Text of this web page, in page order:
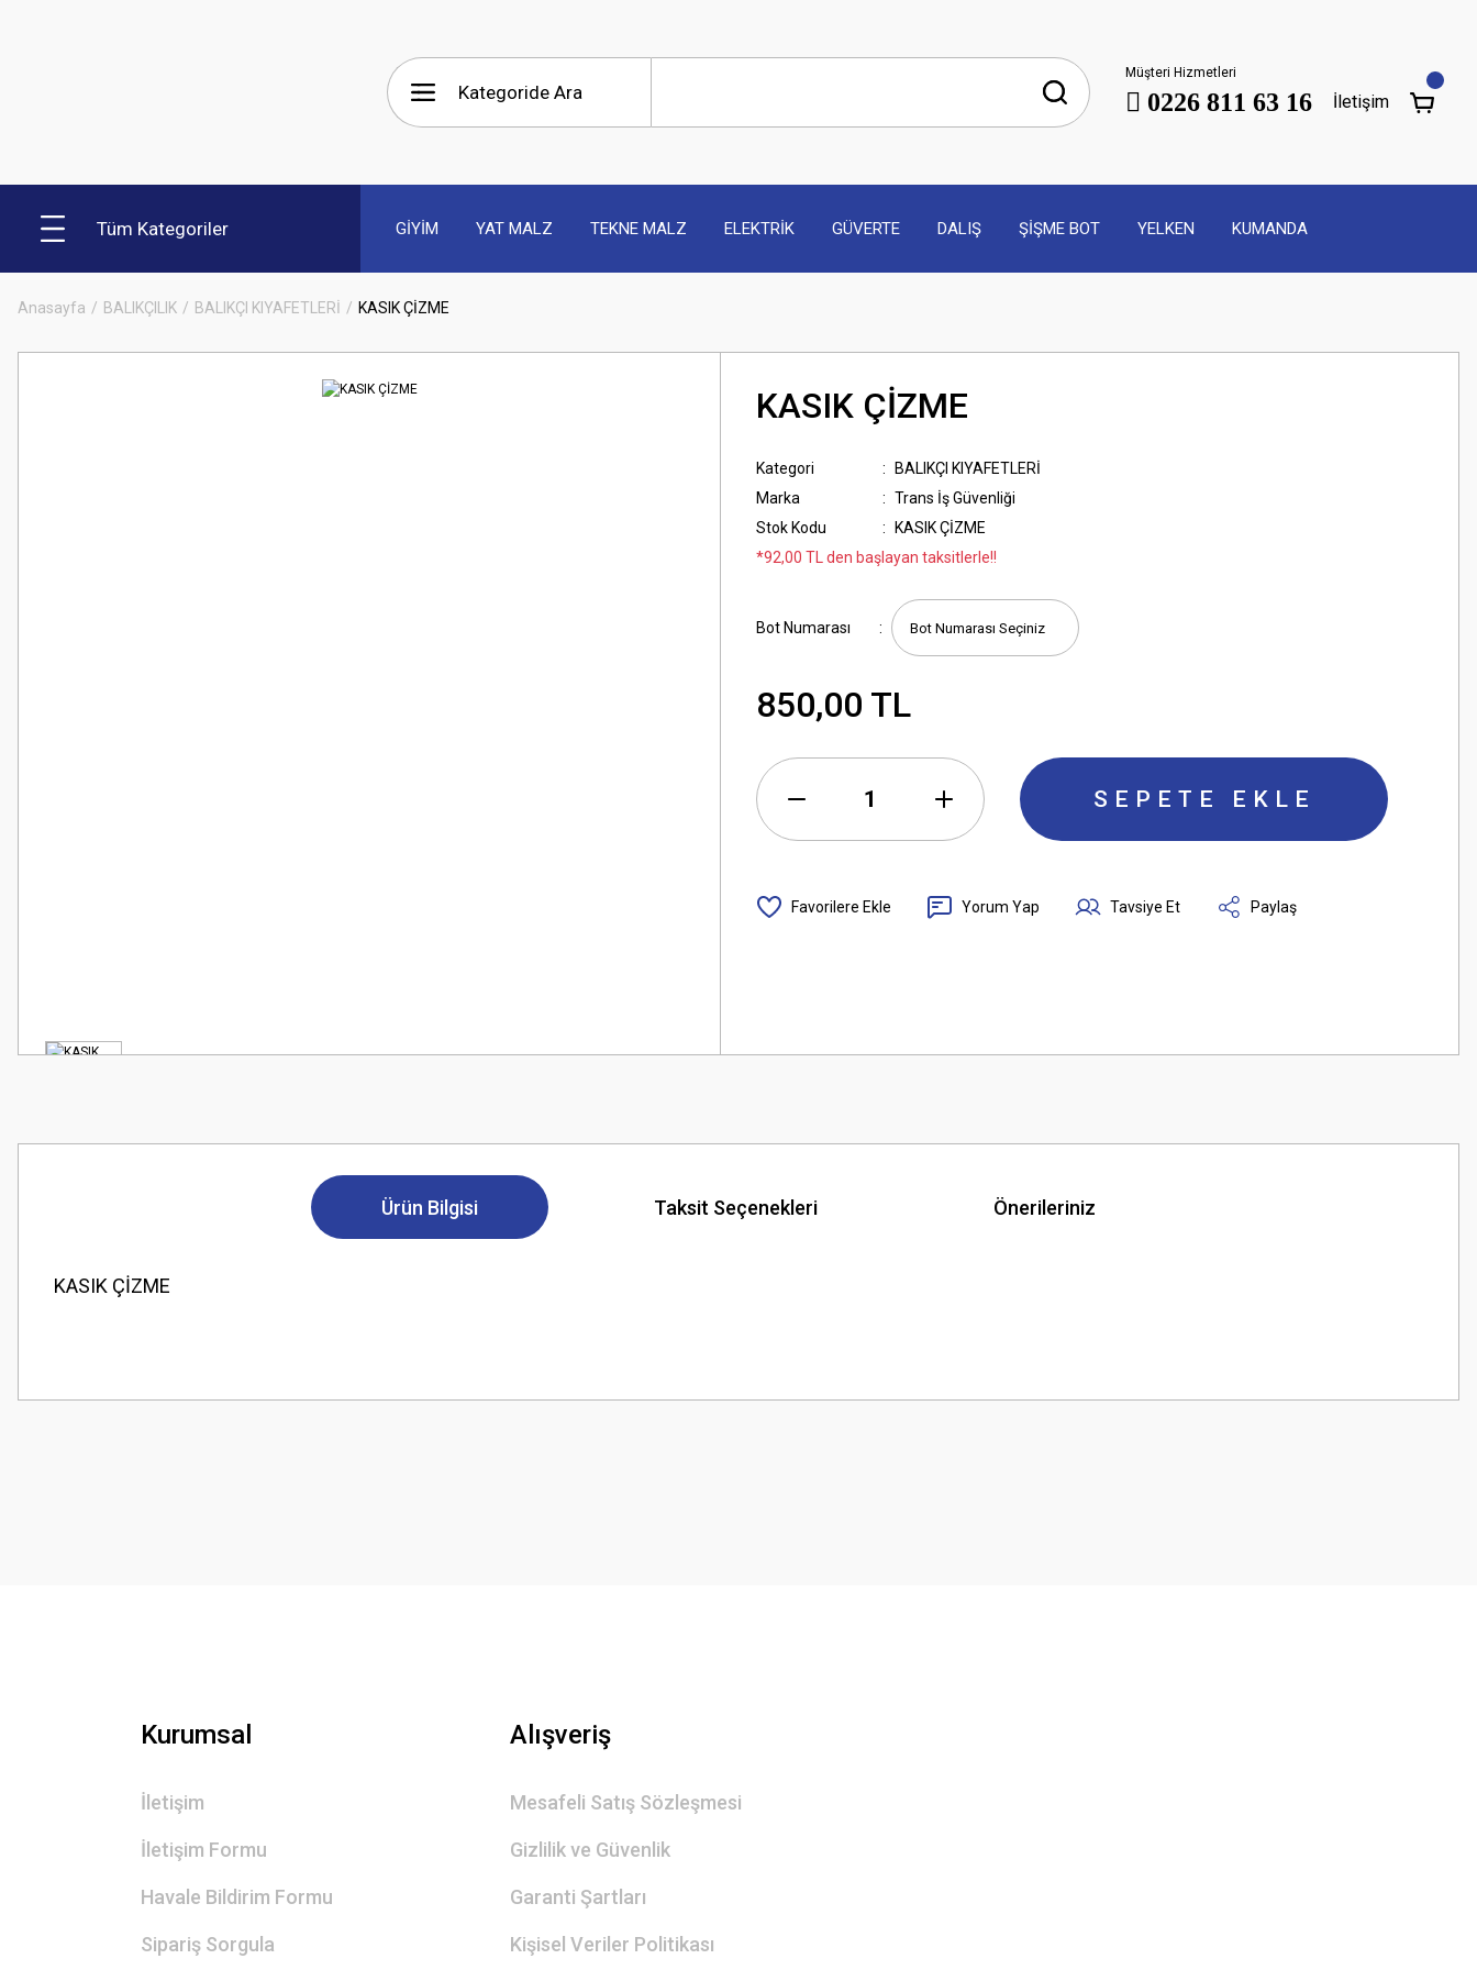
Müşteri Hizmetleri
0226 811 63 16 İletişim
Tüm Kategoriler GİYİM YAT MALZ TEKNE MALZ ELEKTRİK GÜVERTE DALIŞ ŞİŞME BOT YELKEN KUMANDA
Anasayfa BALIKÇILIK BALIKÇI KIYAFETLERİ KASIK ÇİZME
KASIK ÇİZME
Kategori
BALIKÇI KIYAFETLERİ
Marka
Trans İş Güvenliği
Stok Kodu
KASIK ÇİZME
*92,00 TL den başlayan taksitlerle!!
Bot Numarası
850,00 TL
SEPETE EKLE
Yorum Yap Tavsiye Et Paylaş
Ürün Bilgisi Taksit Seçenekleri Önerileriniz
KASIK ÇİZME
Görüş ve önerileriniz için teşekkür ederiz.
Kurumsal
İletişim
İletişim Formu
Havale Bildirim Formu
Sipariş Sorgula
Alışveriş
Mesafeli Satış Sözleşmesi
Gizlilik ve Güvenlik
Garanti Şartları
Kişisel Veriler Politikası